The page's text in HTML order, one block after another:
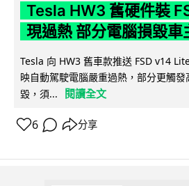
Tesla HW3 舊硬件裝
現過熱 部分電腦損毀車
Tesla 向 HW3 舊車款推送 FSD v14
映自動駕駛電腦嚴重過熱，部分更觸
毀，須...
閱讀全文
6 分享